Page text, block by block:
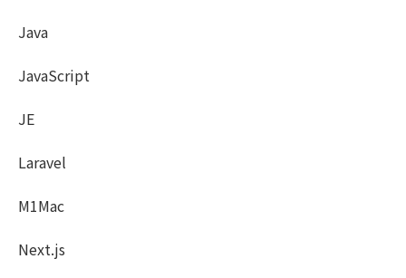
Java
JavaScript
JE
Laravel
M1Mac
Next.js